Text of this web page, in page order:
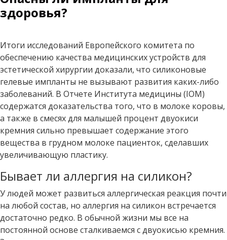
здоровья?
Итоги исследований Европейского комитета по
обеспечению качества медицинских устройств для
эстетической хирургии доказали, что силиконовые
гелевые импланты не вызывают развития каких-либо
заболеваний. В Отчете Института медицины (IOM)
содержатся доказательства того, что в молоке коровы,
а также в смесях для малышей процент двуокиси
кремния сильно превышает содержание этого
вещества в грудном молоке пациенток, сделавших
увеличивающую пластику.
Бывает ли аллергия на силикон?
У людей может развиться аллергическая реакция почти
на любой состав, но аллергия на силикон встречается
достаточно редко. В обычной жизни мы все на
постоянной основе сталкиваемся с двуокисью кремния.